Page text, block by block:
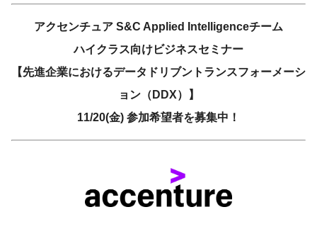
アクセンチュア S&C Applied Intelligenceチーム
ハイクラス向けビジネスセミナー
【先進企業におけるデータドリブントランスフォーメーシ
ョン（DDX）】
11/20(金) 参加希望者を募集中！